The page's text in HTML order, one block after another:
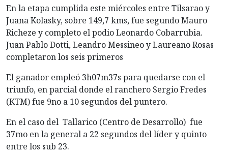
En la etapa cumplida este miércoles entre Tilsarao y
Juana Kolasky, sobre 149,7 kms, fue segundo Mauro
Richeze y completo el podio Leonardo Cobarrubia.
Juan Pablo Dotti, Leandro Messineo y Laureano Rosas
completaron los seis primeros
El ganador empleó 3h07m37s para quedarse con el
triunfo, en parcial donde el ranchero Sergio Fredes
(KTM) fue 9no a 10 segundos del puntero.
En el caso del Tallarico (Centro de Desarrollo) fue
37mo en la general a 22 segundos del líder y quinto
entre los sub 23.